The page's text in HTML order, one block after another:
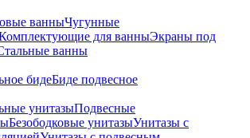
ванныЧугунные
для ванныЭкраны под
ванны
бидеБиде пoдвеснoе
унитазыПодвесные
Безободковые унитазыУнитазы с